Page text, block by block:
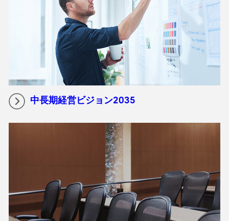
中長期経営ビジョン2035